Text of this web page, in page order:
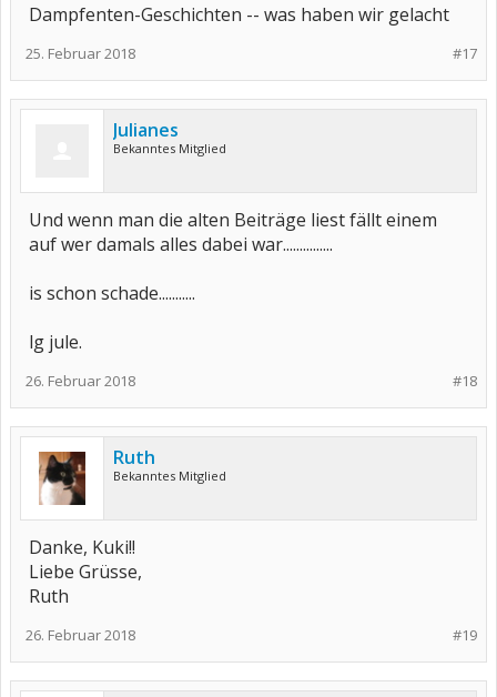
Dampfenten-Geschichten -- was haben wir gelacht
#17
25. Februar 2018
Julianes
Bekanntes Mitglied
Und wenn man die alten Beiträge liest fällt einem
auf wer damals alles dabei war...............
is schon schade...........
lg jule.
#18
26. Februar 2018
Ruth
Bekanntes Mitglied
Danke, Kuki!!
Liebe Grüsse,
Ruth
#19
26. Februar 2018